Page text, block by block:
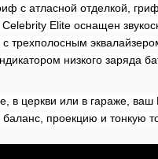
с атласной отделкой,
Celebrity Elite оснащен
трехполосным
низкого заряда
в церкви или в гараже, ваш
баланс, проекцию и тонкую